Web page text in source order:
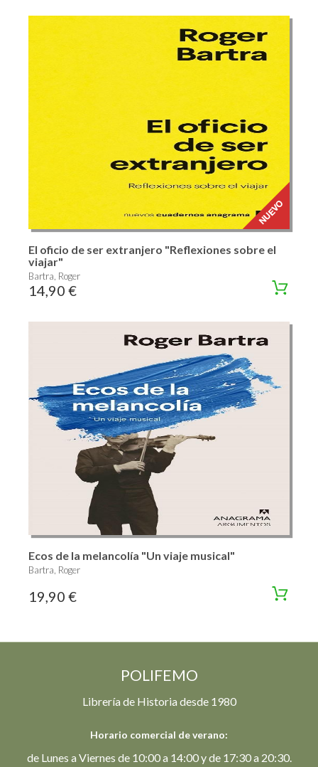
El oficio de ser extranjero "Reflexiones sobre el
viajar"
Bartra, Roger
14,90 €
Ecos de la melancolía "Un viaje musical"
Bartra, Roger
19,90 €
POLIFEMO
Librería de Historia desde 1980
Horario comercial de verano:
de Lunes a Viernes de 10:00 a 14:00 y de 17:30 a 20:30.